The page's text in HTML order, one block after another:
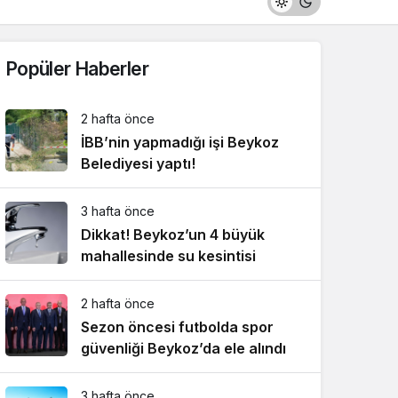
Popüler Haberler
2 hafta önce
İBB’nin yapmadığı işi Beykoz
Belediyesi yaptı!
3 hafta önce
Dikkat! Beykoz’un 4 büyük
mahallesinde su kesintisi
2 hafta önce
Sezon öncesi futbolda spor
güvenliği Beykoz’da ele alındı